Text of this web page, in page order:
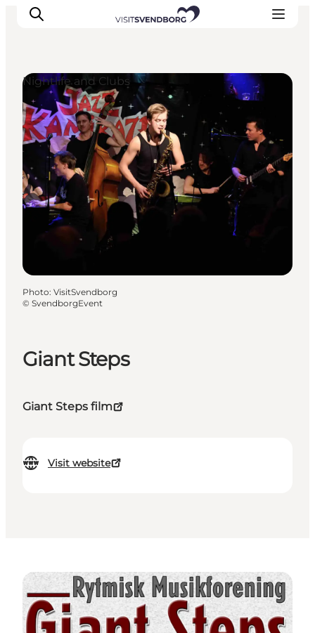
Events
Eat and Drink
Shopping in Svendborg
Accommodation
Plan your trip
Giant Steps
Giant Steps film
Visit website
Nightlife and Clubs
Photo: VisitSvendborg
© SvendborgEvent